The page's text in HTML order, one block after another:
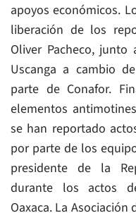
apoyos económicos.
liberación de los
Oliver Pacheco, junto
Uscanga a cambio
parte de Conafor.
elementos
se han reportado
por parte de los
presidente de la
durante los actos
Oaxaca. La